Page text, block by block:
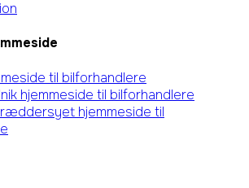
til bilforhandlere
hjemmeside til bilforhandlere
hjemmeside til